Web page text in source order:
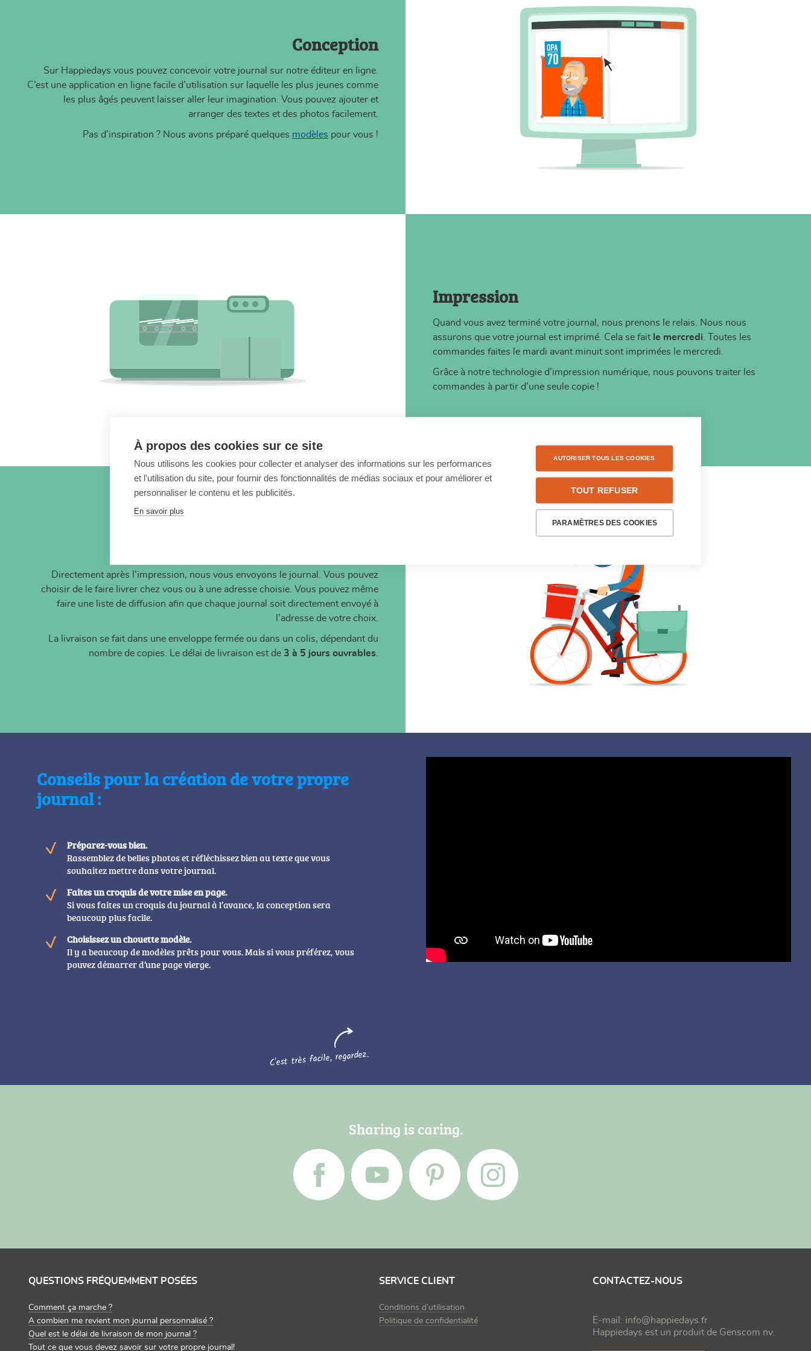
Conception
Sur Happiedays vous pouvez concevoir votre journal sur notre éditeur en ligne.
C’est une application en ligne facile d’utilisation sur laquelle les plus jeunes comme
les plus âgés peuvent laisser aller leur imagination. Vous pouvez ajouter et
arranger des textes et des photos facilement.
Pas d’inspiration ? Nous avons préparé quelques modèles pour vous !
Impression
Quand vous avez terminé votre journal, nous prenons le relais. Nous nous
assurons que votre journal est imprimé. Cela se fait le mercredi . Toutes les
commandes faites le mardi avant minuit sont imprimées le mercredi.
Grâce à notre technologie d’impression numérique, nous pouvons traiter les
commandes à partir d’une seule copie !
Directement après l’impression, nous vous envoyons le journal. Vous pouvez
choisir de le faire livrer chez vous ou à une adresse choisie. Vous pouvez même
faire une liste de diffusion afin que chaque journal soit directement envoyé à
l’adresse de votre choix.
La livraison se fait dans une enveloppe fermée ou dans un colis, dépendant du
nombre de copies. Le délai de livraison est de 3 à 5 jours ouvrables
Conseils pour la création de votre propre
journal :
Préparez-vous bien.
Rassemblez de belles photos et réfléchissez bien au texte que vous
souhaitez mettre dans votre journal.
Faites un croquis de votre mise en page.
Si vous faites un croquis du journal à l’avance, la conception sera
beaucoup plus facile.
Choisissez un chouette modèle.
Il y a beaucoup de modèles prêts pour vous. Mais si vous préférez, vous
pouvez démarrer d’une page vierge.
C'est très facile, regardez.
Sharing is caring.
QUESTIONS FRÉQUEMMENT POSÉES
Comment ça marche ?
A combien me revient mon journal personnalisé ?
Quel est le délai de livraison de mon journal ?
Tout ce que vous devez savoir sur votre propre journal!
SERVICE CLIENT
Conditions d’utilisation
Politique de confidentialité
CONTACTEZ-NOUS
E-mail: info@happiedays.fr
Happiedays est un produit de Genscom nv.
À propos des cookies sur ce site
Nous utilisons les cookies pour collecter et analyser des informations sur les performances
et l'utilisation du site, pour fournir des fonctionnalités de médias sociaux et pour améliorer et
personnaliser le contenu et les publicités.
En savoir plus
AUTORISER TOUS LES COOKIES
TOUT REFUSER
PARAMÈTRES DES COOKIES